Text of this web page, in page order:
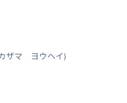
ザマ ヨウヘイ)